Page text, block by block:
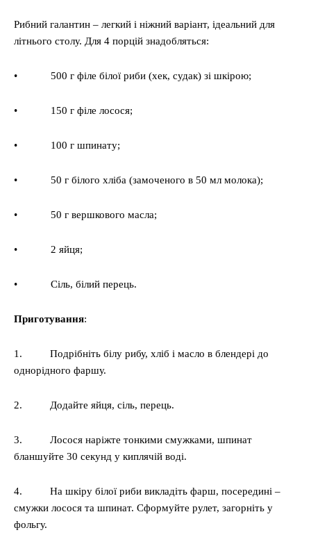
Рибний галантин – легкий і ніжний варіант, ідеальний для
літнього столу. Для 4 порцій знадобляться:
• 500 г філе білої риби (хек, судак) зі шкірою;
• 150 г філе лосося;
• 100 г шпинату;
• 50 г білого хліба (замоченого в 50 мл молока);
• 50 г вершкового масла;
• 2 яйця;
• Сіль, білий перець.
Приготування:
1. Подрібніть білу рибу, хліб і масло в блендері до
однорідного фаршу.
2. Додайте яйця, сіль, перець.
3. Лосося наріжте тонкими смужками, шпинат
бланшуйте 30 секунд у киплячій воді.
4. На шкіру білої риби викладіть фарш, посередині –
смужки лосося та шпинат. Сформуйте рулет, загорніть у
фольгу.